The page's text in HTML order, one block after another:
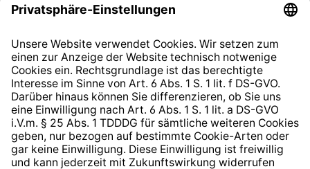
Datenschutzhinweis
Widerrufsrecht
Hinweisgeberschutzsystem
Barrierefreiheit